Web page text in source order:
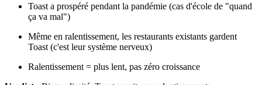
Toast a prospéré pendant la pandémie (cas d'école de "quand
ça va mal")
Même en ralentissement, les restaurants existants gardent
Toast (c'est leur système nerveux)
Ralentissement = plus lent, pas zéro croissance